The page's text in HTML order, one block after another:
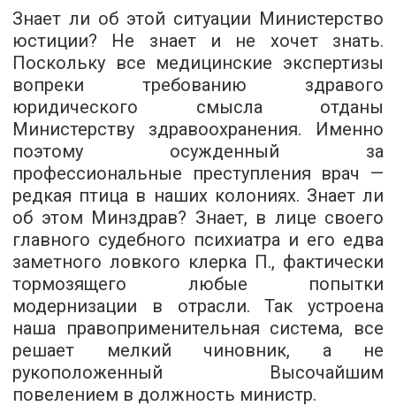
Знает ли об этой ситуации Министерство
юстиции? Не знает и не хочет знать.
Поскольку все медицинские экспертизы
вопреки требованию здравого
юридического смысла отданы
Министерству здравоохранения. Именно
поэтому осужденный за
профессиональные преступления врач —
редкая птица в наших колониях. Знает ли
об этом Минздрав? Знает, в лице своего
главного судебного психиатра и его едва
заметного ловкого клерка П., фактически
тормозящего любые попытки
модернизации в отрасли. Так устроена
наша правоприменительная система, все
решает мелкий чиновник, а не
рукоположенный Высочайшим
повелением в должность министр.